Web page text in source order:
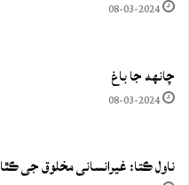
08-03-2024
چانهه جا باغ
08-03-2024
ناول ڪتا: غيرانساني مخلوق جي ڪٿا